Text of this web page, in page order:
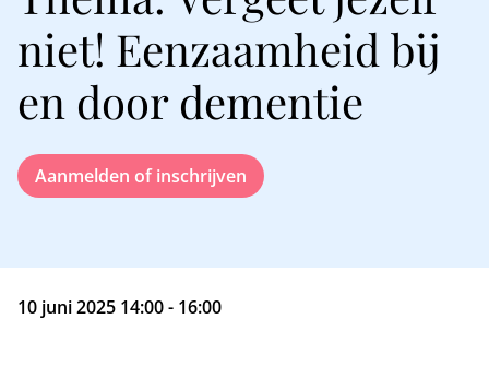
niet! Eenzaamheid bij
en door dementie
Aanmelden of inschrijven
10 juni 2025 14:00 - 16:00